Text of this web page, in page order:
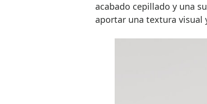
acabado cepillado y una
aportar una textura visual